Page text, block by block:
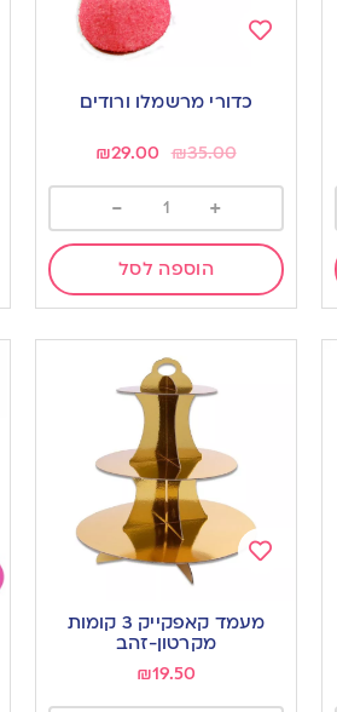
כדורי מרשמלו ורודים
₪35.00
₪29.00
+
-
הוספה לסל
wishlist
מעמד קאפקייק 3 קומות
מקרטון-זהב
₪19.50